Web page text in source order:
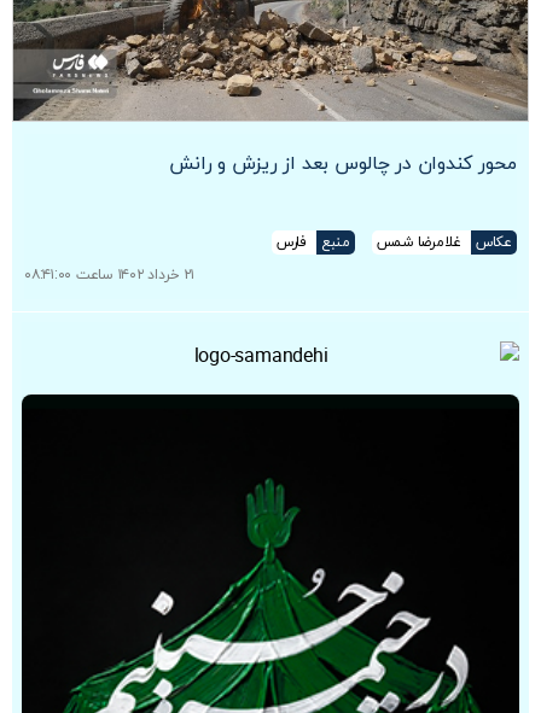
محور کندوان در چالوس بعد از ریزش و رانش‌
عکاس غلامرضا شمس منبع
فارس
۲۱ خرداد ۱۴۰۲ ساعت ۰۸:۴۱:۰۰